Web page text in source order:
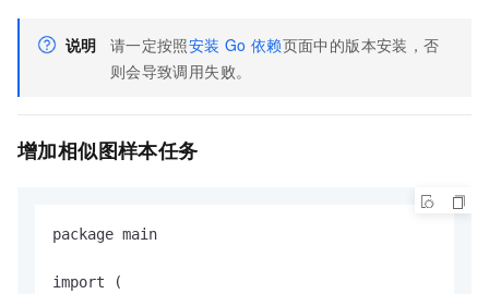
说明 请一定按照安装 Go 依赖页面中的版本安装，否
则会导致调用失败。
增加相似图样本任务
package main
import (